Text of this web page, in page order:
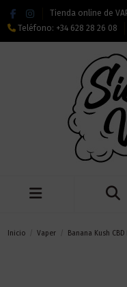
Tienda online de
Teléfono: +34 628 28 26 08
Inicio Vaper Banana Kush